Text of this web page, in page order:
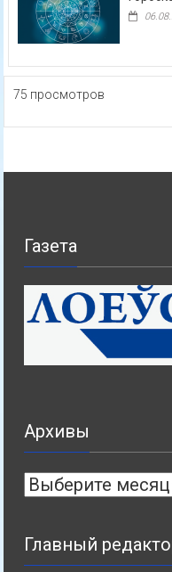
75 просмотров
Газета
Архивы
Архивы
Главный